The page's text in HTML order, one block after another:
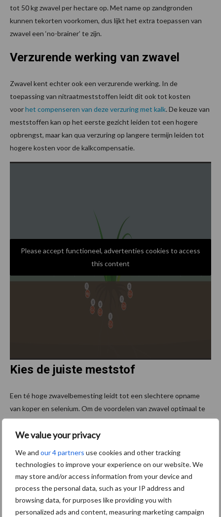
We value your privacy
We and our 4 partners use cookies and other tracking
technologies to improve your experience on our website. We
may store and/or access information from your device and
process the personal data, such as your IP address and
browsing data, for purposes like providing you with
personalized ads and content, measuring marketing campaign
tot 50 kg zwavel per hectare op. Met name op zandgronden
kunnen tekorten voorkomen, dus lijkt het extra toepassen van
zwavel een ‘no-brainer’ te zijn.
Verzurende werking van zwavel
Zwavel kent echter ook een verzurende werking. In de
toepassing van nitraatmeststoffen leidt dit ook tot kosten
voorhet compenseren van deze verzuring met kalk. De keuze van
meststoffen kan op het eerste gezicht leiden tot een hogere
opbrengst, maar kan qua verzuring op langere termijn leiden tot
hogere kosten voor de kalkcompensatie.
Please accept functioneel, advertenties cookies to access
this content
Kies de juiste meststof
Een té hoge zwavelbemesting leidt tot een slechtere opname
van koper en selenium. Om de voordelen van zwavel optimaal te
benutten ten opzichte van de verzurende werking is een juiste
verhouding stikstofzwavel noodzakelijk. Een optimale balans ligt
meststof die aan deze behoefte voldoet voor een juiste
toepassing voor grasland in het voorjaar. In de onderstaande
tabel is goed te zien dat de kalkcompensatie bij toepassing van
ASS meer dan dubbel zo hoog is ten opzichte van het toepassen